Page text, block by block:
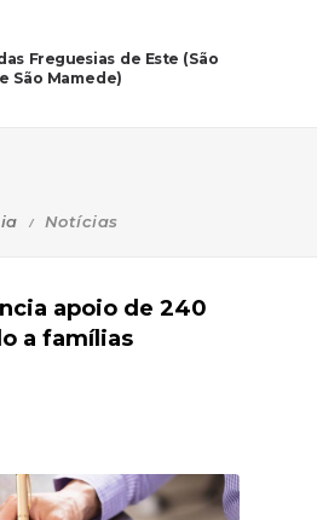
Freguesias de Este (São
São Mamede)
Notícias
apoio de 240
a famílias